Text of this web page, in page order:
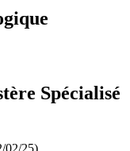
Spécialisé
02/25)